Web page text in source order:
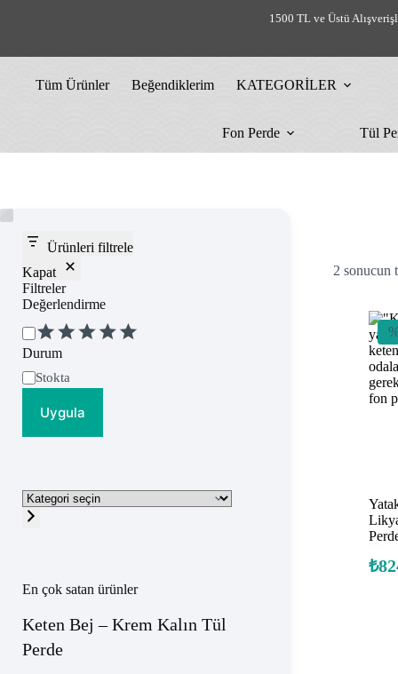
1500 TL ve Üstü
Tüm Ürünler Beğendiklerim KATEGORİLER
Fon Perde Tül
2 sonucun
₺
Ürünleri filtrele
Kapat
Filtreler
Değerlendirme
Değerlendirme
Durum
Uygunluk
Stokta
Uygula
Kategori
seçin
En çok satan ürünler
Keten Bej – Krem Kalın Tül
Perde